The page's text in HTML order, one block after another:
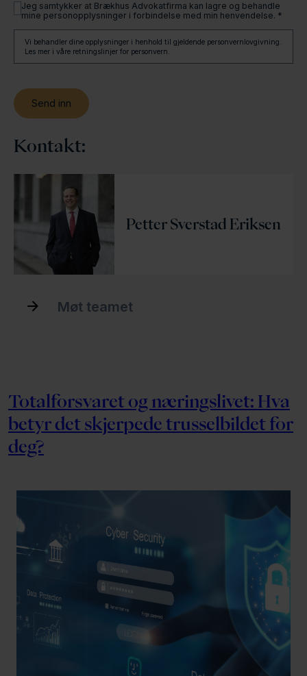
Jeg samtykker at Brækhus Advokatfirma kan lagre og behandle
mine personopplysninger i forbindelse med min henvendelse. *
Vi behandler dine opplysninger i henhold til gjeldende personvernlovgivning.
Les mer i våre retningslinjer for personvern.
Kontakt:
Petter Sverstad Eriksen
Møt teamet
Totalforsvaret og næringslivet: Hva
betyr det skjerpede trusselbildet for
deg?